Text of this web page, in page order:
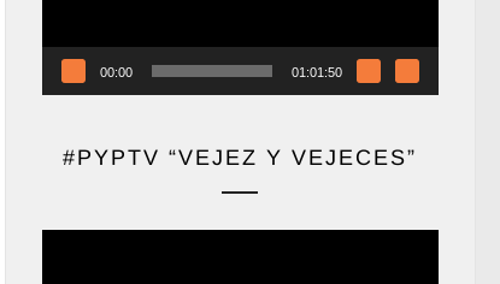
00:00 01:01:50
#PYPTV “VEJEZ Y VEJECES”